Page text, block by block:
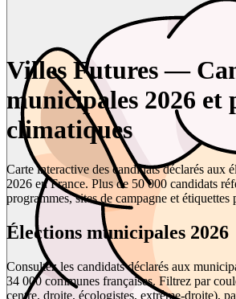
Villes Futures —
municipales 2026 et
climatiques
Carte interactive des candidats déclarés aux
2026 en France. Plus de 50 000 candidats
programmes, sites de campagne et étiquettes
Élections municipales 2026
Consultez les candidats déclarés aux
34 000 communes françaises. Filtrez par
centre, droite, écologistes, extrême-droite),